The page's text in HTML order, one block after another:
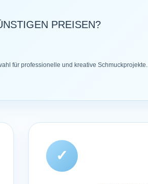
PREISEN?
für professionelle und kreative Schmuckprojekte.
✓